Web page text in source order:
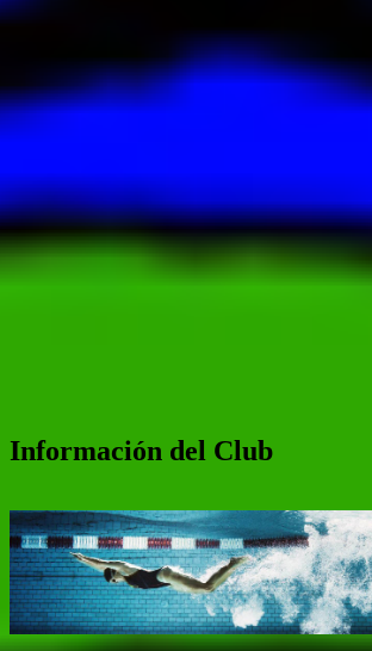
Información del Club